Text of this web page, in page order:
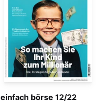
einfach börse 12/22